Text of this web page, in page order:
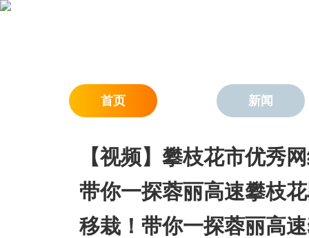
首页 新闻
【视频】攀枝花市优秀
带你一探蓉丽高速攀枝
移栽！带你一探蓉丽高